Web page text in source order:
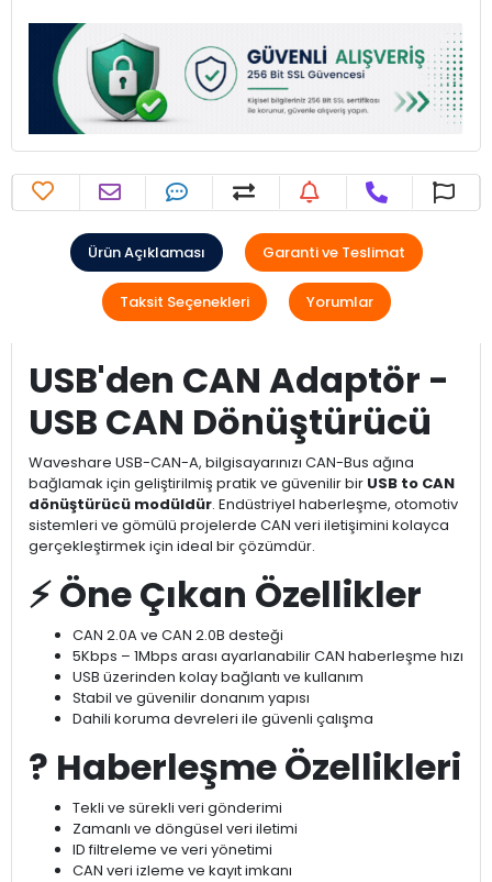
Ürün Açıklaması Garanti ve Teslimat
Taksit Seçenekleri Yorumlar
USB'den CAN Adaptör -
USB CAN Dönüştürücü
Waveshare USB-CAN-A, bilgisayarınızı CAN-Bus ağına
bağlamak için geliştirilmiş pratik ve güvenilir bir USB to CAN
dönüştürücü modüldür. Endüstriyel haberleşme, otomotiv
sistemleri ve gömülü projelerde CAN veri iletişimini kolayca
gerçekleştirmek için ideal bir çözümdür.
⚡Öne Çıkan Özellikler
CAN 2.0A ve CAN 2.0B desteği
5Kbps – 1Mbps arası ayarlanabilir CAN haberleşme hızı
USB üzerinden kolay bağlantı ve kullanım
Stabil ve güvenilir donanım yapısı
Dahili koruma devreleri ile güvenli çalışma
? Haberleşme Özellikleri
Tekli ve sürekli veri gönderimi
Zamanlı ve döngüsel veri iletimi
ID filtreleme ve veri yönetimi
CAN veri izleme ve kayıt imkanı